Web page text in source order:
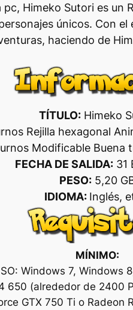
Himeko Sutori es
únicos. Con
haciendo de
TÍTULO: Himeko
Rejilla hexagonal
Modificable Buena
FECHA DE SALIDA:31
PESO:5,20
IDIOMA: Inglés,
MÍNIMO:
SO: Windows 7, Windows
650 (alrededor de 2400
GTX 750 Ti o Radeon